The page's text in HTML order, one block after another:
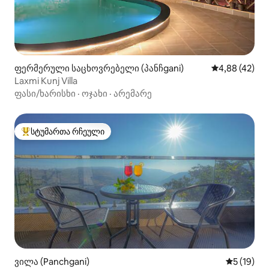
ფერმერული საცხოვრებელი (პანჩgani) საშუალო
4,88 (42)
Laxmi Kunj Villa
ფასი/ხარისხი · ოჯახი · არემარე
სტუმართა რჩეული მოწინავე ვარიანტი
სტუმართა რჩეული
ვილა (Panchgani) საშუალო
5 (19)